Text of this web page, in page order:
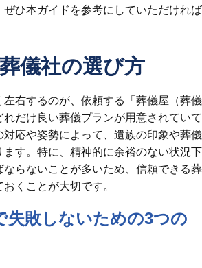
ひ本ガイドを参考にしていただければ
儀社の選び方
右するのが、依頼する「葬儀屋（葬儀
だけ良い葬儀プランが用意されていて
対応や姿勢によって、遺族の印象や葬儀
す。特に、精神的に余裕のない状況下
らないことが多いため、信頼できる葬
くことが大切です。
失敗しないための3つの